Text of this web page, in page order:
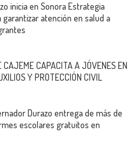
inicia en Sonora Estrategia
garantizar atención en salud a
CAJEME CAPACITA A JÓVENES EN
Y PROTECCIÓN CIVIL
Durazo entrega de más de
escolares gratuitos en